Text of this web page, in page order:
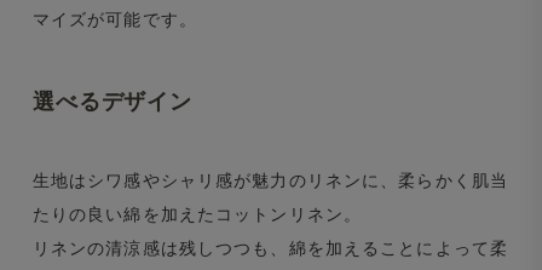
マイズが可能です。
選べるデザイン
生地はシワ感やシャリ感が魅力のリネンに、柔らかく肌当
たりの良い綿を加えたコットンリネン。
リネンの清涼感は残しつつも、綿を加えることによって柔